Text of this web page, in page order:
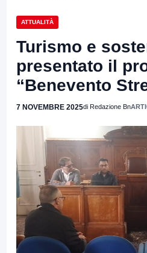
ATTUALITÀ
Turismo e
presentato il
“Benevento
7 NOVEMBRE 2025di Redazione Bn